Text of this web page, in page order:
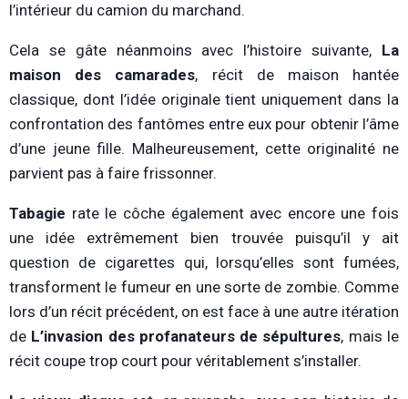
l’intérieur du camion du marchand.
Cela se gâte néanmoins avec l’histoire suivante, La
maison des camarades, récit de maison hantée
classique, dont l’idée originale tient uniquement dans la
confrontation des fantômes entre eux pour obtenir l’âme
d’une jeune fille. Malheureusement, cette originalité ne
parvient pas à faire frissonner.
Tabagie rate le côche également avec encore une fois
une idée extrêmement bien trouvée puisqu’il y ait
question de cigarettes qui, lorsqu’elles sont fumées,
transforment le fumeur en une sorte de zombie. Comme
lors d’un récit précédent, on est face à une autre itération
de L’invasion des profanateurs de sépultures, mais le
récit coupe trop court pour véritablement s’installer.